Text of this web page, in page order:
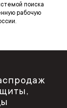
поиска
рабочую